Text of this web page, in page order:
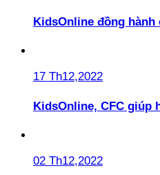
KidsOnline đồng
17 Th12,2022
KidsOnline, CFC giúp
02 Th12,2022